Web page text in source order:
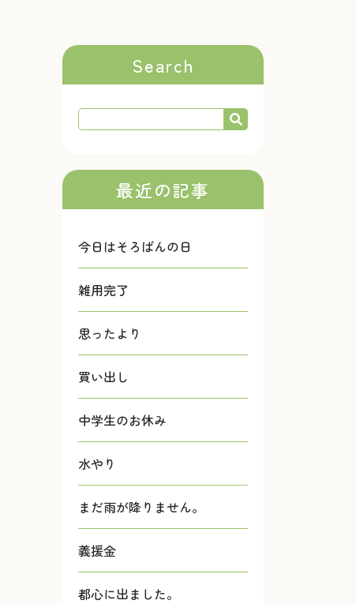
Search
最近の記事
今日はそろばんの日
雑用完了
思ったより
買い出し
中学生のお休み
水やり
まだ雨が降りません。
義援金
都心に出ました。